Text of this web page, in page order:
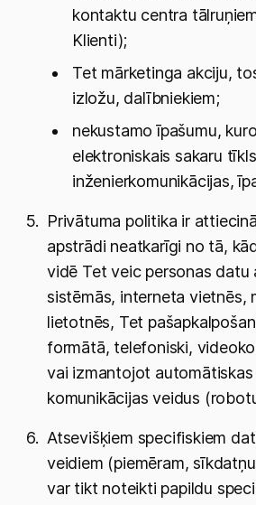
kontaktu centra
Klienti);
Tet mārketinga akciju,
izložu, dalībniekiem;
nekustamo īpašumu,
elektroniskais sakaru
inženierkomunikācijas,
Privātuma politika ir
apstrādi neatkarīgi no tā,
vidē Tet veic personas datu
sistēmās, interneta vietnēs,
lietotnēs, Tet
formātā, telefoniski,
vai izmantojot automātiskas
komunikācijas veidus
Atsevišķiem specifiskiem
veidiem (piemēram,
var tikt noteikti papildu